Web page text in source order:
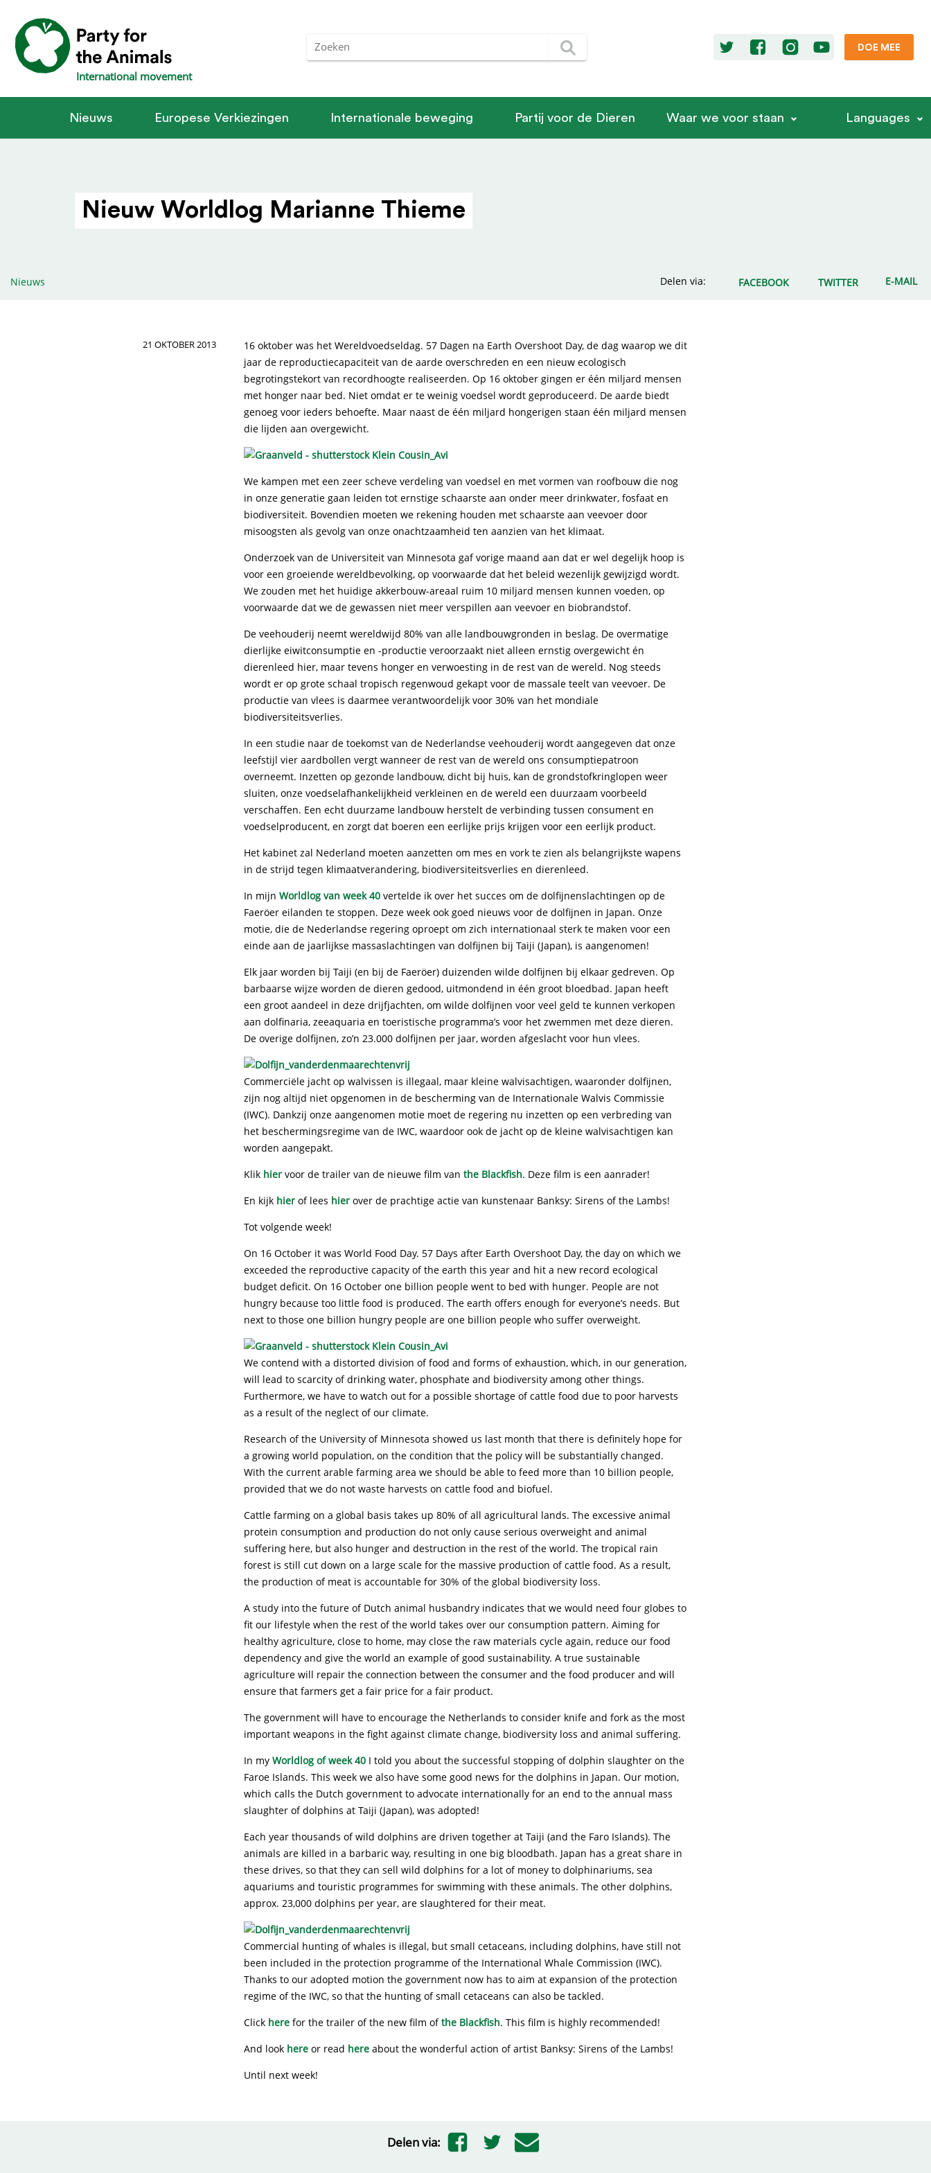
International movement
DOE MEE
Nieuws Europese Verkiezingen Internationale beweging Partij voor de Dieren Waar we voor staan Languages
Nieuw Worldlog Marianne Thieme
Nieuws Delen via: FACEBOOK TWITTER E-MAIL
21 OKTOBER 2013
16 oktober was het Wereldvoedseldag. 57 Dagen na Earth Overshoot Day, de dag waarop we dit
jaar de reproductiecapaciteit van de aarde overschreden en een nieuw ecologisch
begrotingstekort van recordhoogte realiseerden. Op 16 oktober gingen er één miljard mensen
met honger naar bed. Niet omdat er te weinig voedsel wordt geproduceerd. De aarde biedt
genoeg voor ieders behoefte. Maar naast de één miljard hongerigen staan één miljard mensen
die lijden aan overgewicht.
We kampen met een zeer scheve verdeling van voedsel en met vormen van roofbouw die nog
in onze generatie gaan leiden tot ernstige schaarste aan onder meer drinkwater, fosfaat en
biodiversiteit. Bovendien moeten we rekening houden met schaarste aan veevoer door
misoogsten als gevolg van onze onachtzaamheid ten aanzien van het klimaat.
Onderzoek van de Universiteit van Minnesota gaf vorige maand aan dat er wel degelijk hoop is
voor een groeiende wereldbevolking, op voorwaarde dat het beleid wezenlijk gewijzigd wordt.
We zouden met het huidige akkerbouw-areaal ruim 10 miljard mensen kunnen voeden, op
voorwaarde dat we de gewassen niet meer verspillen aan veevoer en biobrandstof.
De veehouderij neemt wereldwijd 80% van alle landbouwgronden in beslag. De overmatige
dierlijke eiwitconsumptie en -productie veroorzaakt niet alleen ernstig overgewicht én
dierenleed hier, maar tevens honger en verwoesting in de rest van de wereld. Nog steeds
wordt er op grote schaal tropisch regenwoud gekapt voor de massale teelt van veevoer. De
productie van vlees is daarmee verantwoordelijk voor 30% van het mondiale
biodiversiteitsverlies.
In een studie naar de toekomst van de Nederlandse veehouderij wordt aangegeven dat onze
leefstijl vier aardbollen vergt wanneer de rest van de wereld ons consumptiepatroon
overneemt. Inzetten op gezonde landbouw, dicht bij huis, kan de grondstofkringlopen weer
sluiten, onze voedselafhankelijkheid verkleinen en de wereld een duurzaam voorbeeld
verschaffen. Een echt duurzame landbouw herstelt de verbinding tussen consument en
voedselproducent, en zorgt dat boeren een eerlijke prijs krijgen voor een eerlijk product.
Het kabinet zal Nederland moeten aanzetten om mes en vork te zien als belangrijkste wapens
in de strijd tegen klimaatverandering, biodiversiteitsverlies en dierenleed.
In mijn Worldlog van week 40 vertelde ik over het succes om de dolfijnenslachtingen op de
Faeröer eilanden te stoppen. Deze week ook goed nieuws voor de dolfijnen in Japan. Onze
motie, die de Nederlandse regering oproept om zich internationaal sterk te maken voor een
einde aan de jaarlijkse massaslachtingen van dolfijnen bij Taiji (Japan), is aangenomen!
Elk jaar worden bij Taiji (en bij de Faeröer) duizenden wilde dolfijnen bij elkaar gedreven. Op
barbaarse wijze worden de dieren gedood, uitmondend in één groot bloedbad. Japan heeft
een groot aandeel in deze drijfjachten, om wilde dolfijnen voor veel geld te kunnen verkopen
aan dolfinaria, zeeaquaria en toeristische programma’s voor het zwemmen met deze dieren.
De overige dolfijnen, zo’n 23.000 dolfijnen per jaar, worden afgeslacht voor hun vlees.
Commerciële jacht op walvissen is illegaal, maar kleine walvisachtigen, waaronder dolfijnen,
zijn nog altijd niet opgenomen in de bescherming van de Internationale Walvis Commissie
(IWC). Dankzij onze aangenomen motie moet de regering nu inzetten op een verbreding van
het beschermingsregime van de IWC, waardoor ook de jacht op de kleine walvisachtigen kan
worden aangepakt.
Klik hier voor de trailer van de nieuwe film van the Blackfish. Deze film is een aanrader!
En kijk hier of lees hier over de prachtige actie van kunstenaar Banksy: Sirens of the Lambs!
Tot volgende week!
On 16 October it was World Food Day. 57 Days after Earth Overshoot Day, the day on which we
exceeded the reproductive capacity of the earth this year and hit a new record ecological
budget deficit. On 16 October one billion people went to bed with hunger. People are not
hungry because too little food is produced. The earth offers enough for everyone’s needs. But
next to those one billion hungry people are one billion people who suffer overweight.
We contend with a distorted division of food and forms of exhaustion, which, in our generation,
will lead to scarcity of drinking water, phosphate and biodiversity among other things.
Furthermore, we have to watch out for a possible shortage of cattle food due to poor harvests
as a result of the neglect of our climate.
Research of the University of Minnesota showed us last month that there is definitely hope for
a growing world population, on the condition that the policy will be substantially changed.
With the current arable farming area we should be able to feed more than 10 billion people,
provided that we do not waste harvests on cattle food and biofuel.
Cattle farming on a global basis takes up 80% of all agricultural lands. The excessive animal
protein consumption and production do not only cause serious overweight and animal
suffering here, but also hunger and destruction in the rest of the world. The tropical rain
forest is still cut down on a large scale for the massive production of cattle food. As a result,
the production of meat is accountable for 30% of the global biodiversity loss.
A study into the future of Dutch animal husbandry indicates that we would need four globes to
fit our lifestyle when the rest of the world takes over our consumption pattern. Aiming for
healthy agriculture, close to home, may close the raw materials cycle again, reduce our food
dependency and give the world an example of good sustainability. A true sustainable
agriculture will repair the connection between the consumer and the food producer and will
ensure that farmers get a fair price for a fair product.
The government will have to encourage the Netherlands to consider knife and fork as the most
important weapons in the fight against climate change, biodiversity loss and animal suffering.
In my Worldlog of week 40 I told you about the successful stopping of dolphin slaughter on the
Faroe Islands. This week we also have some good news for the dolphins in Japan. Our motion,
which calls the Dutch government to advocate internationally for an end to the annual mass
slaughter of dolphins at Taiji (Japan), was adopted!
Each year thousands of wild dolphins are driven together at Taiji (and the Faro Islands). The
animals are killed in a barbaric way, resulting in one big bloodbath. Japan has a great share in
these drives, so that they can sell wild dolphins for a lot of money to dolphinariums, sea
aquariums and touristic programmes for swimming with these animals. The other dolphins,
approx. 23,000 dolphins per year, are slaughtered for their meat.
Commercial hunting of whales is illegal, but small cetaceans, including dolphins, have still not
been included in the protection programme of the International Whale Commission (IWC).
Thanks to our adopted motion the government now has to aim at expansion of the protection
regime of the IWC, so that the hunting of small cetaceans can also be tackled.
Click here for the trailer of the new film ofthe Blackfish. This film is highly recommended!
And look here or read here about the wonderful action of artist Banksy: Sirens of the Lambs!
Until next week!
Delen via: